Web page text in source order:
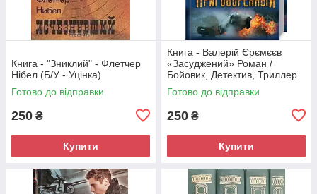
Книга - "Зниклий" - Флетчер
Нібел (Б/У - Уцінка)
Готово до відправки
250 ₴
Купити
Книга - Валерій Єрємєєв
«Засуджений» Роман /
Бойовик, Детектив, Триллер
(Б/У - Уцінка)
Готово до відправки
250 ₴
Купити